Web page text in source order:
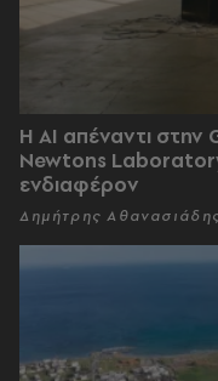
Η AI απέναντι στην
Newtons Laboratory
ενδιαφέρον
Δημήτρης